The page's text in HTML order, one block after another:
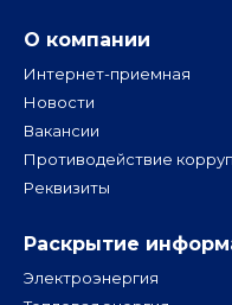
О компании
Интернет-приемная
Новости
Вакансии
Противодействие
Реквизиты
Раскрытие
Электроэнергия